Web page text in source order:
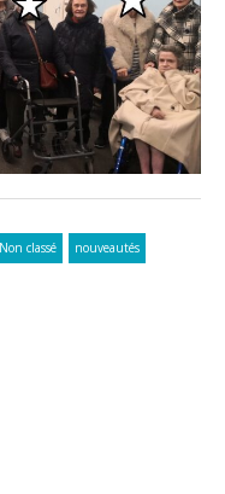
Non classé
nouveautés